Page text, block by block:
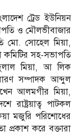
ট্রেড ইউনিয়ন
ও মৌলভীবাজার
মো. সোহেল মিয়া,
কমিটির সহ-সভাপতি
মিয়া, আ লিক
সম্পাদক আব্দুল
আলমগীর মিয়া,
রাষ্ট্রয়াত্ব পাটকল
মজুরি পরিশোধের
প্রকাশ করে বক্তারা